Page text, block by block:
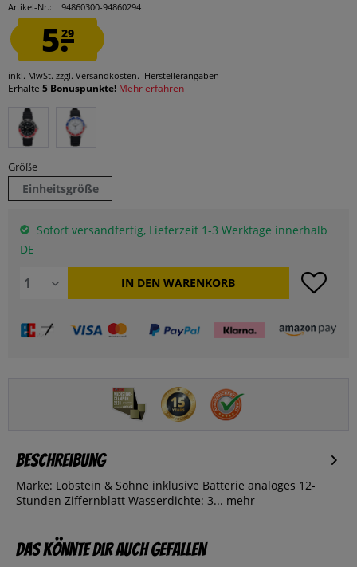
Artikel-Nr.:
94860300-94860294
5.29
inkl. MwSt. zzgl. Versandkosten. Herstellerangaben
Erhalte 5 Bonuspunkte! Mehr erfahren
Größe
Einheitsgröße
Sofort versandfertig, Lieferzeit 1-3 Werktage innerhalb
DE
IN DEN WARENKORB
Beschreibung
Marke: Lobstein & Söhne inklusive Batterie analoges 12-
Stunden Ziffernblatt Wasserdichte: 3... mehr
Das könnte dir auch gefallen